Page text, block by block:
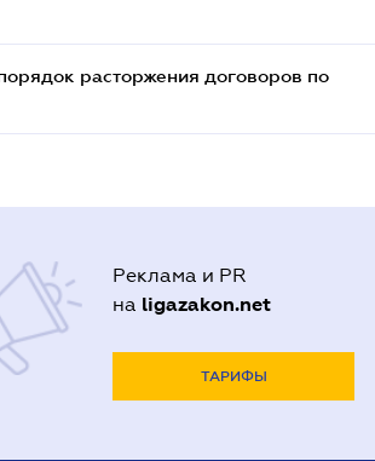
расторжения договоров по
Реклама и PR
на ligazakon.net
ТАРИФЫ